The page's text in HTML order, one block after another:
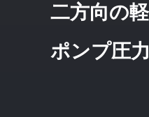
二方向の
ポンプ圧力